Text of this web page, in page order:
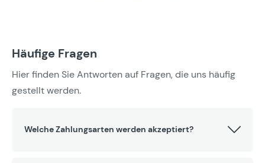
Häufige Fragen
Hier finden Sie Antworten auf Fragen, die uns häufig
gestellt werden.
Welche Zahlungsarten werden akzeptiert?